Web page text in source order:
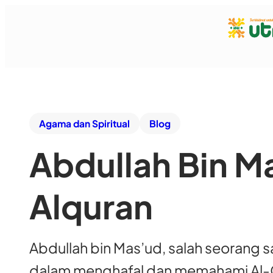
Agama dan Spiritual Blog
Abdullah Bin
Alquran
Abdullah bin Mas’ud, salah